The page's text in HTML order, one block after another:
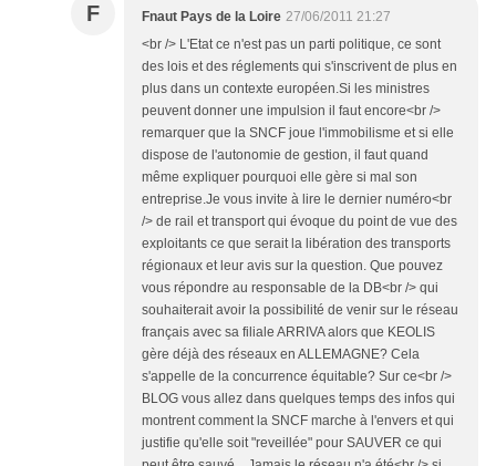
F Fnaut Pays de la Loire 27/06/2011 21:27
<br /> L'Etat ce n'est pas un parti politique, ce sont
des lois et des réglements qui s'inscrivent de plus en
plus dans un contexte européen.Si les ministres
peuvent donner une impulsion il faut encore<br />
remarquer que la SNCF joue l'immobilisme et si elle
dispose de l'autonomie de gestion, il faut quand
même expliquer pourquoi elle gère si mal son
entreprise.Je vous invite à lire le dernier numéro<br
/> de rail et transport qui évoque du point de vue des
exploitants ce que serait la libération des transports
régionaux et leur avis sur la question. Que pouvez
vous répondre au responsable de la DB<br /> qui
souhaiterait avoir la possibilité de venir sur le réseau
français avec sa filiale ARRIVA alors que KEOLIS
gère déjà des réseaux en ALLEMAGNE? Cela
s'appelle de la concurrence équitable? Sur ce<br />
BLOG vous allez dans quelques temps des infos qui
montrent comment la SNCF marche à l'envers et qui
justifie qu'elle soit "reveillée" pour SAUVER ce qui